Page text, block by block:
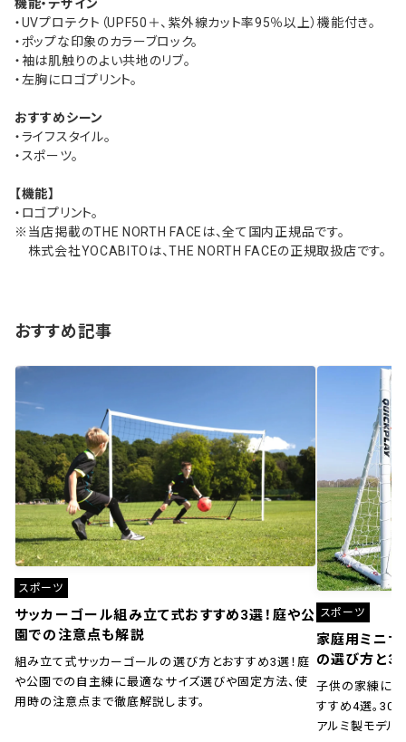
機能・デザイン
・UVプロテクト（UPF50＋、紫外線カット率95％以上）機能付き。
・ポップな印象のカラーブロック。
・袖は肌触りのよい共地のリブ。
・左胸にロゴプリント。
おすすめシーン
・ライフスタイル。
・スポーツ。
【機能】
・ロゴプリント。
※当店掲載のTHE NORTH FACEは、全て国内正規品です。
株式会社YOCABITOは、THE NORTH FACEの正規取扱店です。
おすすめ記事
スポーツ
サッカーゴール組み立て式おすすめ3選！庭や公
園での注意点も解説
組み立て式サッカーゴールの選び方とおすすめ3選！庭
や公園での自主練に最適なサイズ選びや固定方法、使
用時の注意点まで徹底解説します。
スポーツ
家庭用ミニサ
の選び方と
子供の家練に！
すすめ4選。30
アルミ製モデル